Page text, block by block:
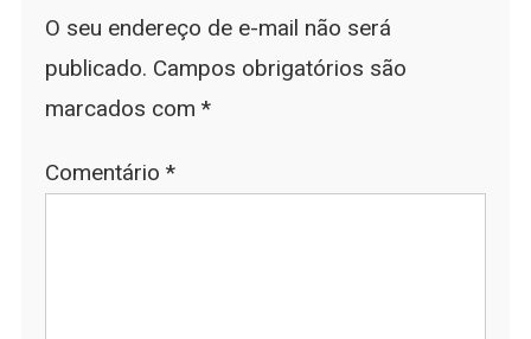
O seu endereço de e-mail não será
publicado. Campos obrigatórios são
marcados com *
Comentário *